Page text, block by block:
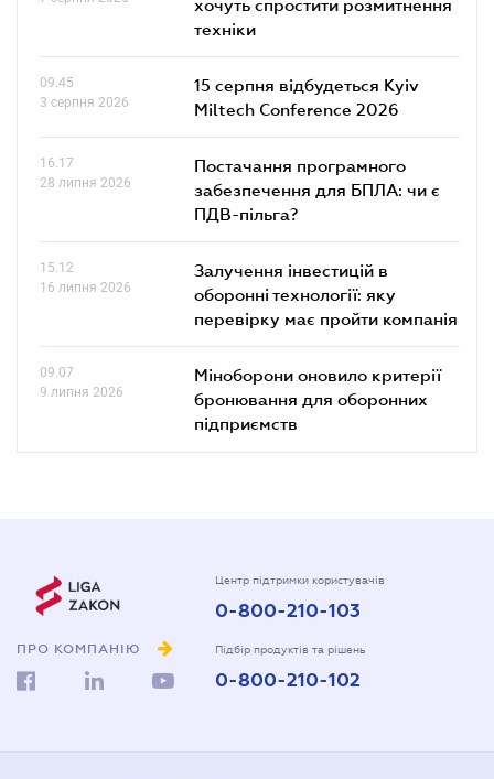
хочуть спростити розмитнення
техніки
09.45
3 серпня 2026
15 серпня відбудеться Kyiv
Miltech Conference 2026
16.17
28 липня 2026
Постачання програмного
забезпечення для БПЛА: чи є
ПДВ-пільга?
15.12
16 липня 2026
Залучення інвестицій в
оборонні технології: яку
перевірку має пройти компанія
09.07
9 липня 2026
Міноборони оновило критерії
бронювання для оборонних
підприємств
ПРО КОМПАНІЮ
Центр підтримки користувачів
0-800-210-103
Підбір продуктів та рішень
0-800-210-102